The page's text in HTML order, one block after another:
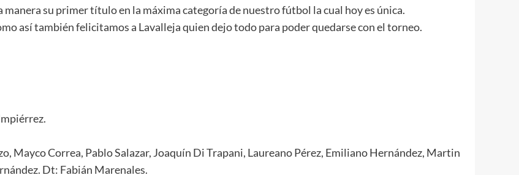
su primer título en la máxima categoría de nuestro fútbol la cual hoy es única.
así también felicitamos a Lavalleja quien dejo todo para poder quedarse con el torneo.
Mayco Correa, Pablo Salazar, Joaquín Di Trapani, Laureano Pérez, Emiliano Hernández, Martin
Dt: Fabián Marenales.